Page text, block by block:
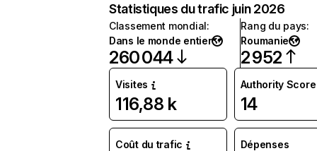
Statistiques du trafic juin 2026
Classement mondial:
Dans le monde entier
260 044
Rang du pays:
Roumanie
2 952
Visites
116,88 k
Authority Score
14
Coût du trafic
Dépenses